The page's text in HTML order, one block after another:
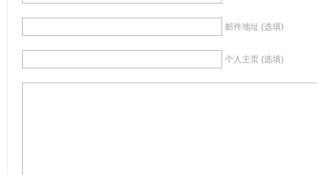
邮件地址 (选填)
个人主页 (选填)